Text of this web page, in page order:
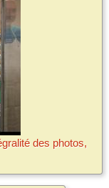
des photos,